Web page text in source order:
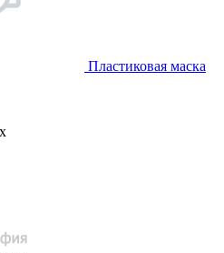
Пластиковая маска